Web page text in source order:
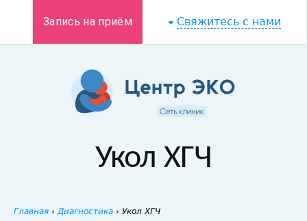
Свяжитесь с нами
Запись на приём
Укол ХГЧ
Главная › Диагностика › Укол ХГЧ